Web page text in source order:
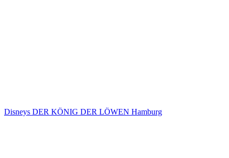
Disneys DER KÖNIG DER LÖWEN Hamburg